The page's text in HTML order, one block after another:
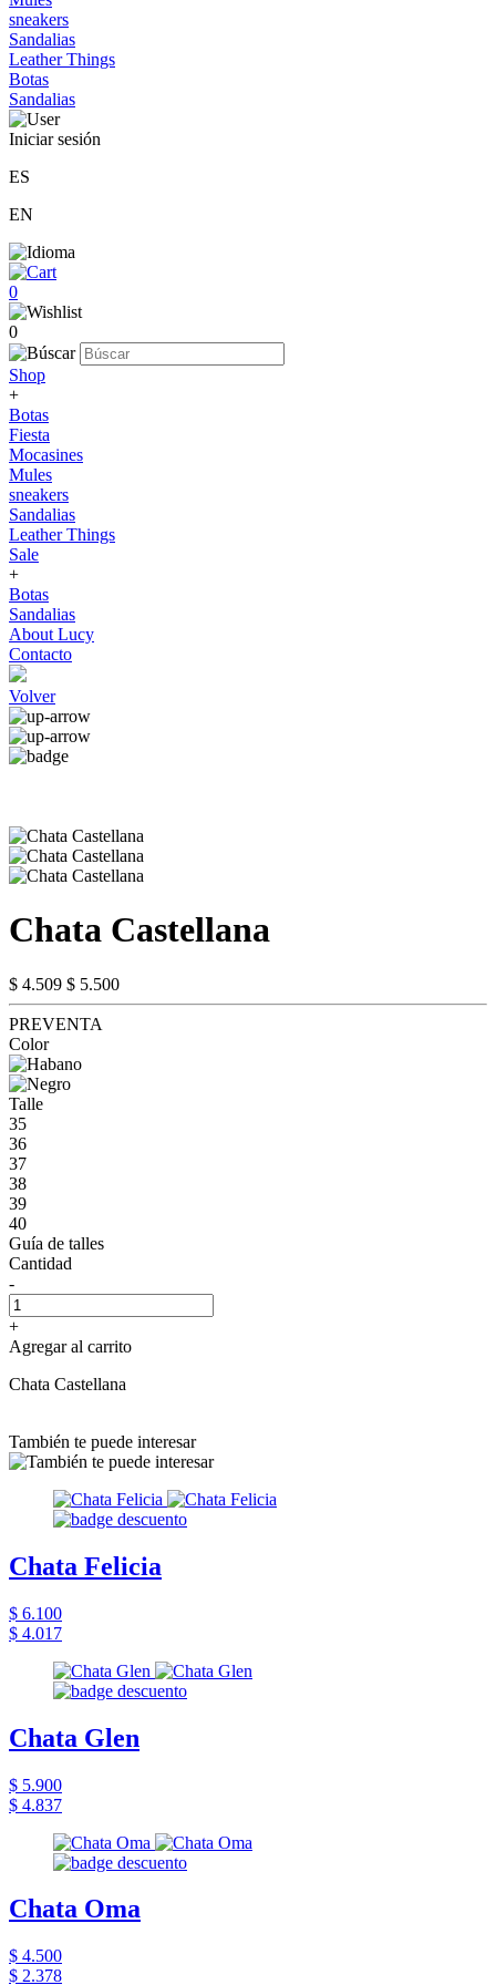
sneakers
Sandalias
Leather Things
Botas
Sandalias
Iniciar sesión
ES
EN
0
0
Shop
+
Botas
Fiesta
Mocasines
Mules
sneakers
Sandalias
Leather Things
Sale
+
Botas
Sandalias
About Lucy
Contacto
Volver
Chata Castellana
$ 4.509 $ 5.500
PREVENTA
Color
Talle
35
36
37
38
39
40
Guía de talles
Cantidad
-
+
Agregar al carrito
Chata Castellana
También te puede interesar
Chata Felicia
$ 6.100
$ 4.017
Chata Glen
$ 5.900
$ 4.837
Chata Oma
$ 4.500
$ 2.378